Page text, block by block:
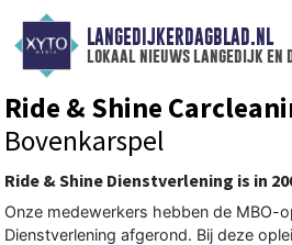
LANGEDIJKERDAGBLAD.NL
lokaal nieuws langedijk en
Ride & Shine
Bovenkarspel
Ride & Shine Dienstverlening is in
Onze medewerkers hebben de MBO-
Dienstverlening afgerond. Bij deze